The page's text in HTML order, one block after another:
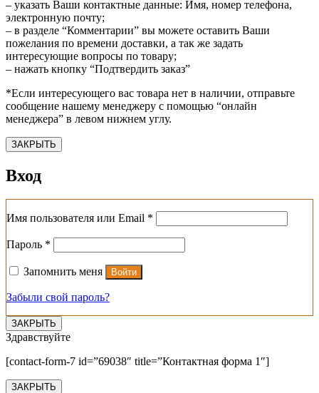
– указать Ваши контактные данные: Имя, номер телефона,
электронную почту;
– в разделе “Комментарии” вы можете оставить Ваши
пожелания по времени доставки, а так же задать
интересующие вопросы по товару;
– нажать кнопку “Подтвердить заказ”
*Если интересующего вас товара нет в наличии, отправьте
сообщение нашему менеджеру с помощью “онлайн
менеджера” в левом нижнем углу.
ЗАКРЫТЬ
Вход
Имя пользователя или Email *
Пароль *
Запомнить меня Войти
Забыли свой пароль?
ЗАКРЫТЬ
Здравствуйте
[contact-form-7 id=”69038″ title=”Контактная форма 1″]
ЗАКРЫТЬ